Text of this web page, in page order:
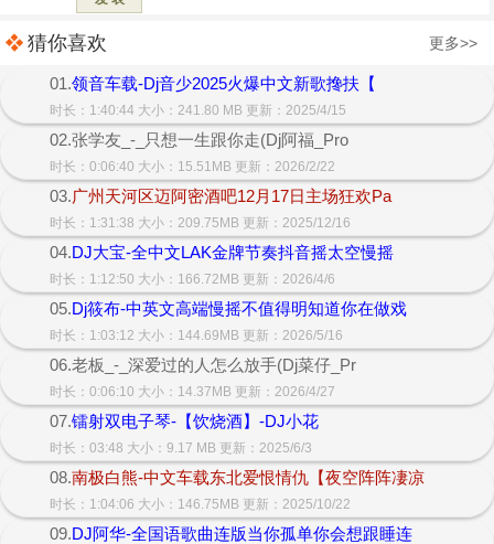
猜你喜欢 更多>>
01.领音车载-Dj音少2025火爆中文新歌搀扶【
时长：1:40:44 大小：241.80 MB 更新：2025/4/15
02.张学友_-_只想一生跟你走(Dj阿福_Pro
时长：0:06:40 大小：15.51MB 更新：2026/2/22
03.广州天河区迈阿密酒吧12月17日主场狂欢Pa
时长：1:31:38 大小：209.75MB 更新：2025/12/16
04.DJ大宝-全中文LAK金牌节奏抖音摇太空慢摇
时长：1:12:50 大小：166.72MB 更新：2026/4/6
05.Dj筱布-中英文高端慢摇不值得明知道你在做戏
时长：1:03:12 大小：144.69MB 更新：2026/5/16
06.老板_-_深爱过的人怎么放手(Dj菜仔_Pr
时长：0:06:10 大小：14.37MB 更新：2026/4/27
07.镭射双电子琴-【饮烧酒】-DJ小花
时长：03:48 大小：9.17 MB 更新：2025/6/3
08.南极白熊-中文车载东北爱恨情仇【夜空阵阵凄凉
时长：1:04:06 大小：146.75MB 更新：2025/10/22
09.DJ阿华-全国语歌曲连版当你孤单你会想跟睡连